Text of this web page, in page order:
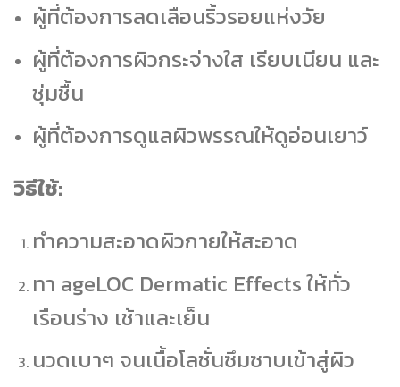
ผู้ที่ต้องการลดเลือนริ้วรอยแห่งวัย
ผู้ที่ต้องการผิวกระจ่างใส เรียบเนียน และ
ชุ่มชื้น
ผู้ที่ต้องการดูแลผิวพรรณให้ดูอ่อนเยาว์
วิธีใช้:
ทำความสะอาดผิวกายให้สะอาด
ทา ageLOC Dermatic Effects ให้ทั่ว
เรือนร่าง เช้าและเย็น
นวดเบาๆ จนเนื้อโลชั่นซึมซาบเข้าสู่ผิว